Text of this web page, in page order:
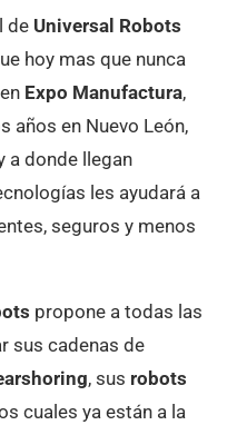
de Universal Robots
hoy mas que nunca
Expo Manufactura,
años en Nuevo León,
a donde llegan
les ayudará a
seguros y menos
propone a todas las
sus cadenas de
, sus robots
cuales ya están a la